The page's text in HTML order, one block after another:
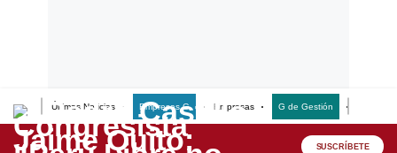
Últimas Noticias Empresas G Empresas G de Gestión
Lo último
Peru Quiosco SUSCRÍBETE